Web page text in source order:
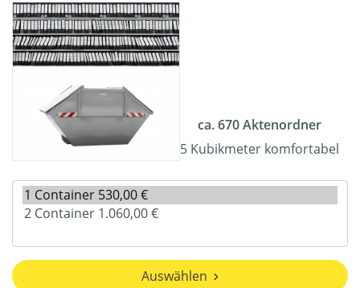
ca. 670 Aktenordner
5 Kubikmeter komfortabel
Auswählen